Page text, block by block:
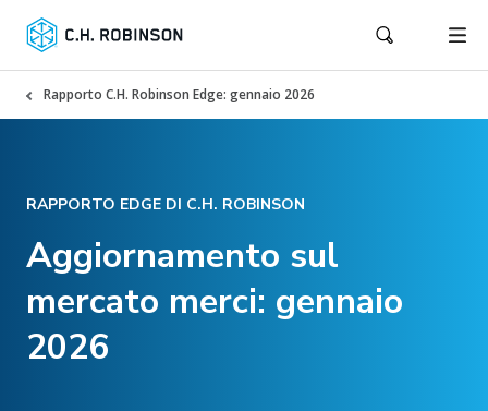
Rapporto C.H. Robinson Edge: gennaio 2026
RAPPORTO EDGE DI C.H. ROBINSON
Aggiornamento sul
mercato merci: gennaio
2026